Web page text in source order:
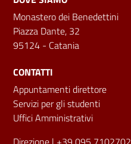
Monastero dei Benedettini
Piazza Dante, 32
95124 - Catania
CONTATTI
Appuntamenti direttore
Servizi per gli studenti
Uffici Amministrativi